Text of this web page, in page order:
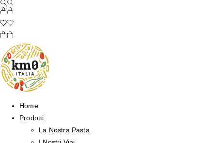
Home
Prodotti
La Nostra Pasta